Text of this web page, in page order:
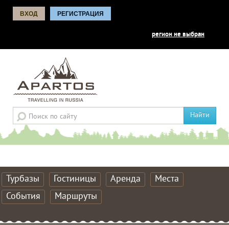
ВХОД РЕГИСТРАЦИЯ
регион не выбран
Найти
Турбазы Гостиницы Аренда
Места
События
Маршруты